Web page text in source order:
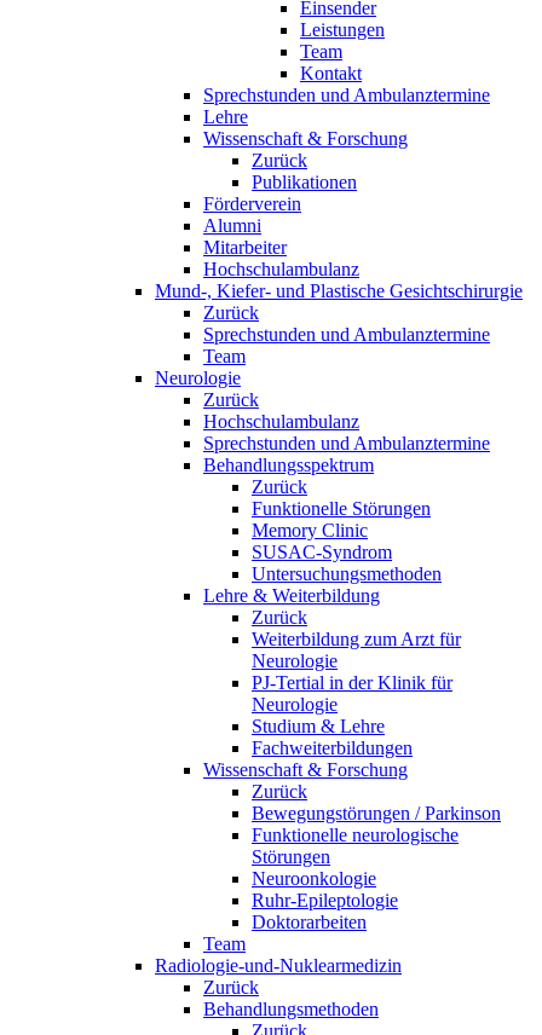
Einsender
Leistungen
Team
Kontakt
Sprechstunden und Ambulanztermine
Lehre
Wissenschaft & Forschung
Zurück
Publikationen
Förderverein
Alumni
Mitarbeiter
Hochschulambulanz
Mund-, Kiefer- und Plastische Gesichtschirurgie
Zurück
Sprechstunden und Ambulanztermine
Team
Neurologie
Zurück
Hochschulambulanz
Sprechstunden und Ambulanztermine
Behandlungsspektrum
Zurück
Funktionelle Störungen
Memory Clinic
SUSAC-Syndrom
Untersuchungsmethoden
Lehre & Weiterbildung
Zurück
Weiterbildung zum Arzt für
Neurologie
PJ-Tertial in der Klinik für
Neurologie
Studium & Lehre
Fachweiterbildungen
Wissenschaft & Forschung
Zurück
Bewegungstörungen / Parkinson
Funktionelle neurologische
Störungen
Neuroonkologie
Ruhr-Epileptologie
Doktorarbeiten
Team
Radiologie-und-Nuklearmedizin
Zurück
Behandlungsmethoden
Zurück